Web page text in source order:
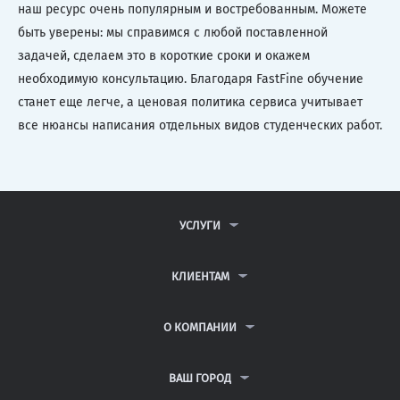
наш ресурс очень популярным и востребованным. Можете
быть уверены: мы справимся с любой поставленной
задачей, сделаем это в короткие сроки и окажем
необходимую консультацию. Благодаря FastFine обучение
станет еще легче, а ценовая политика сервиса учитывает
все нюансы написания отдельных видов студенческих работ.
УСЛУГИ
ДИПЛОМНЫЕ РАБОТЫ
РЕФЕРАТЫ
КЛИЕНТАМ
ВОПРОСЫ И ОТВЕТЫ
ПОЛИТИКА КОНФИДЕНЦИАЛЬНОСТИ
О КОМПАНИИ
КОНТАКТЫ
ВАШ ГОРОД